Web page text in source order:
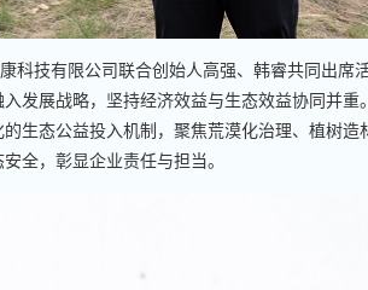
技有限公司联合创始人高强、韩睿共同出席
发展战略，坚持经济效益与生态效益协同并重
生态公益投入机制，聚焦荒漠化治理、植树造
全，彰显企业责任与担当。